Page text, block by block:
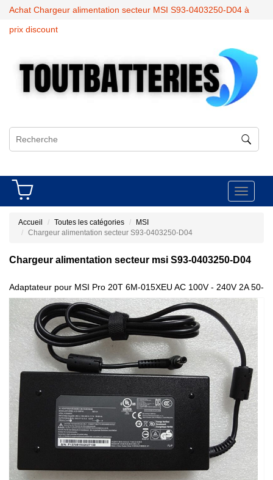
Achat Chargeur alimentation secteur MSI S93-0403250-D04 à
prix discount
Toggle
Accueil Toutes les catégories
MSI
Chargeur alimentation secteur S93-0403250-D04
Chargeur alimentation secteur msi S93-0403250-D04
Adaptateur pour MSI Pro 20T 6M-015XEU AC 100V - 240V 2A 50-
60Hz(for worldwide use) S93-0403250-D04